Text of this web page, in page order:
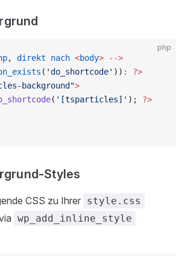
php
, direkt nach <body> -->
( 'do_shortcode' )) :
?>
background">
( '[tsparticles]' ); ?>
Styles
CSS zu Ihrer style.css
wp_add_inline_style